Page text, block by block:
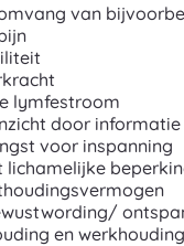
van
lymfestroom
door
voor inspanning
en werkhouding